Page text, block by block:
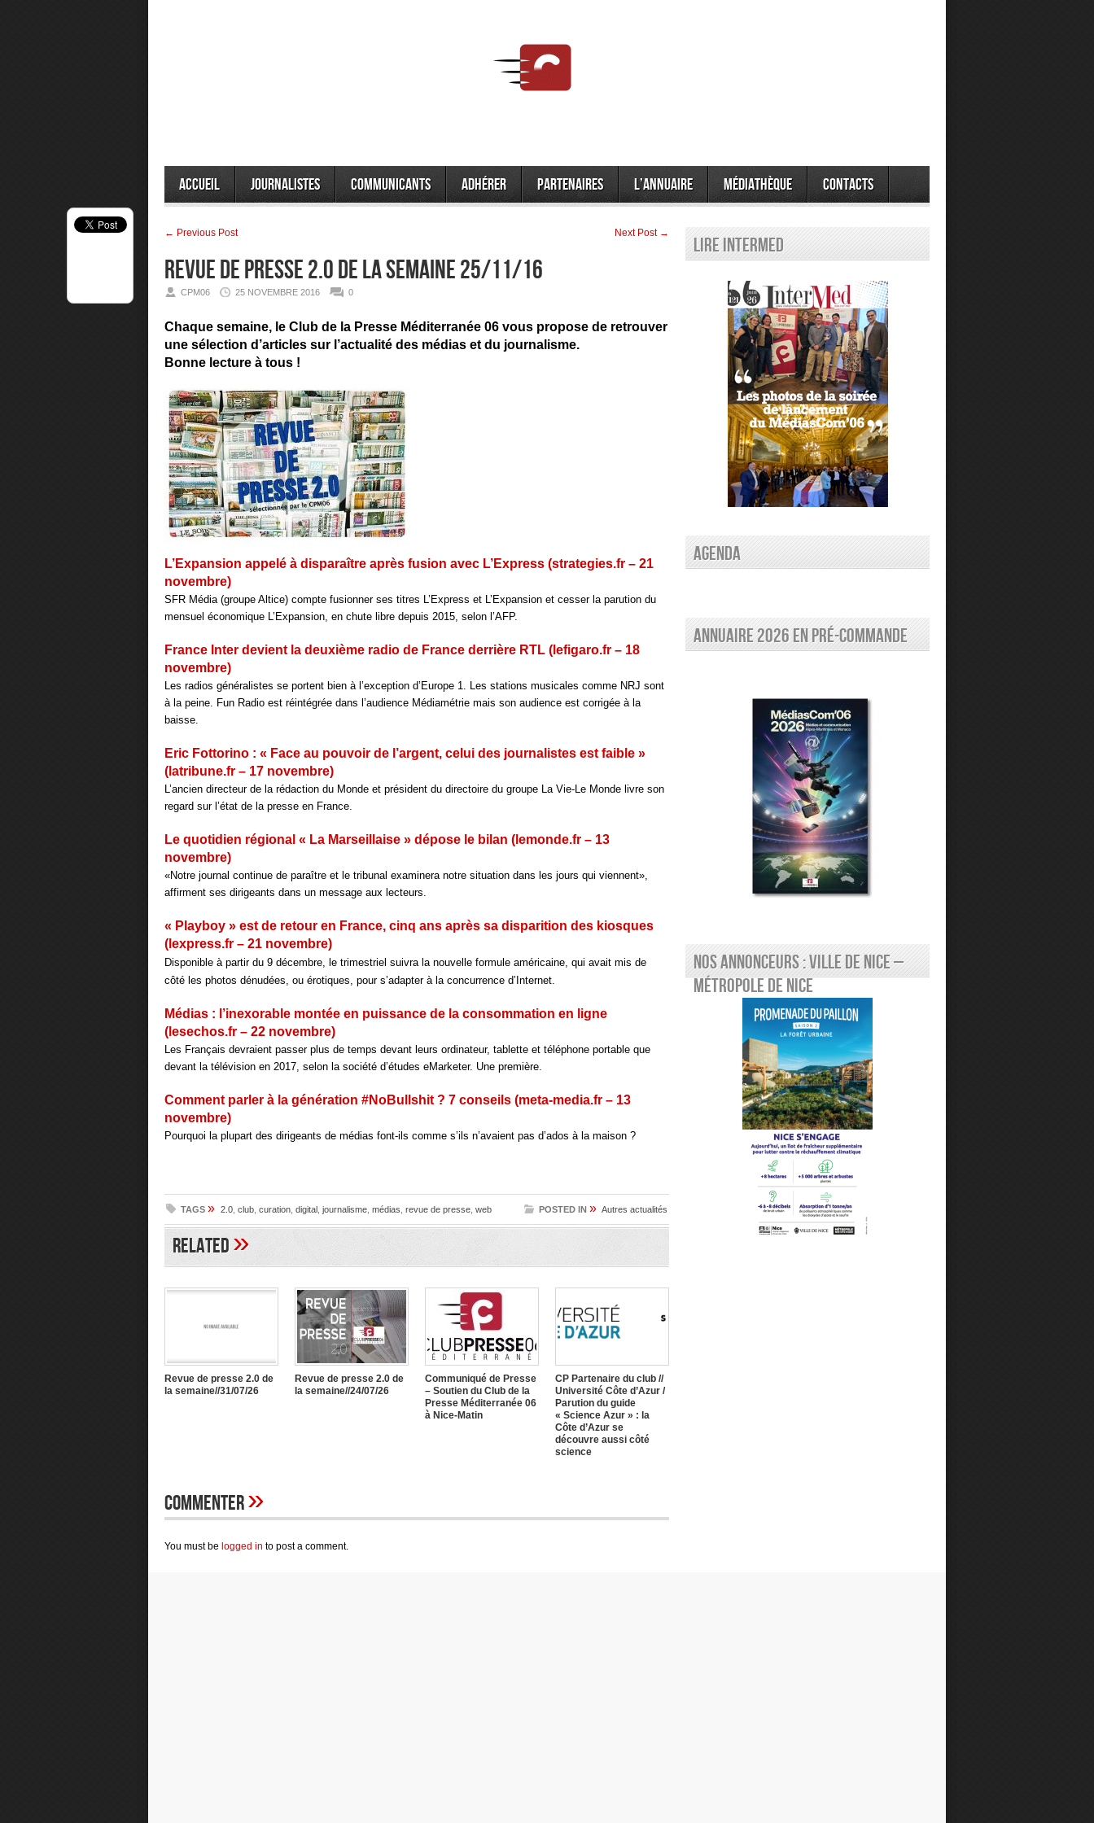
Accueil Journalistes Communicants Adhérer Partenaires L’annuaire Médiathèque Contacts
← Previous Post Next Post →
Revue de presse 2.0 de la semaine 25/11/16
CPM06 25 NOVEMBRE 2016 0
Chaque semaine, le Club de la Presse Méditerranée 06 vous propose de retrouver
une sélection d’articles sur l’actualité des médias et du journalisme.
Bonne lecture à tous !
L’Expansion appelé à disparaître après fusion avec L’Express (strategies.fr – 21
novembre)
SFR Média (groupe Altice) compte fusionner ses titres L’Express et L’Expansion et cesser la parution du
mensuel économique L’Expansion, en chute libre depuis 2015, selon l’AFP.
France Inter devient la deuxième radio de France derrière RTL (lefigaro.fr – 18
novembre)
Les radios généralistes se portent bien à l’exception d’Europe 1. Les stations musicales comme NRJ sont
à la peine. Fun Radio est réintégrée dans l’audience Médiamétrie mais son audience est corrigée à la
baisse.
Eric Fottorino : « Face au pouvoir de l’argent, celui des journalistes est faible »
(latribune.fr – 17 novembre)
L’ancien directeur de la rédaction du Monde et président du directoire du groupe La Vie-Le Monde livre son
regard sur l’état de la presse en France.
Le quotidien régional « La Marseillaise » dépose le bilan (lemonde.fr – 13
novembre)
«Notre journal continue de paraître et le tribunal examinera notre situation dans les jours qui viennent»,
affirment ses dirigeants dans un message aux lecteurs.
« Playboy » est de retour en France, cinq ans après sa disparition des kiosques
(lexpress.fr – 21 novembre)
Disponible à partir du 9 décembre, le trimestriel suivra la nouvelle formule américaine, qui avait mis de
côté les photos dénudées, ou érotiques, pour s’adapter à la concurrence d’Internet.
Médias : l’inexorable montée en puissance de la consommation en ligne
(lesechos.fr – 22 novembre)
Les Français devraient passer plus de temps devant leurs ordinateur, tablette et téléphone portable que
devant la télévision en 2017, selon la société d’études eMarketer. Une première.
Comment parler à la génération #NoBullshit ? 7 conseils (meta-media.fr – 13
novembre)
Pourquoi la plupart des dirigeants de médias font-ils comme s’ils n’avaient pas d’ados à la maison ?
TAGS » 2.0 club curation digital journalisme médias revue de presse web POSTED IN » Autres actualités
Related»
Revue de presse 2.0 de
la semaine//31/07/26
Revue de presse 2.0 de
la semaine//24/07/26
Communiqué de Presse
– Soutien du Club de la
Presse Méditerranée 06
à Nice-Matin
CP Partenaire du club //
Université Côte d’Azur /
Parution du guide
« Science Azur » : la
Côte d’Azur se
découvre aussi côté
science
Commenter»
You must be logged in to post a comment.
Lire Intermed
AGENDA
Annuaire 2026 en pré-commande
Nos annonceurs : Ville de Nice –
Métropole de Nice